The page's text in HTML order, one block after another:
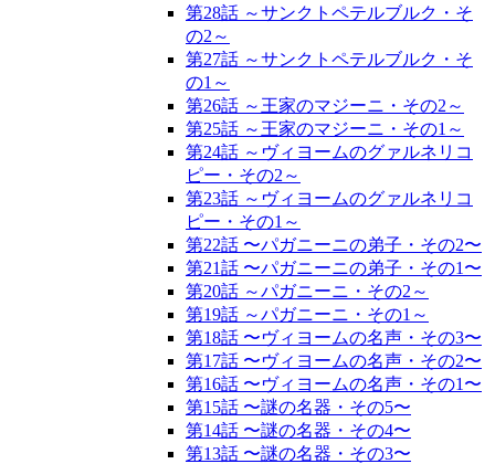
第28話 ～サンクトペテルブルク・そ
の2～
第27話 ～サンクトペテルブルク・そ
の1～
第26話 ～王家のマジーニ・その2～
第25話 ～王家のマジーニ・その1～
第24話 ～ヴィヨームのグァルネリコ
ピー・その2～
第23話 ～ヴィヨームのグァルネリコ
ピー・その1～
第22話 〜パガニーニの弟子・その2〜
第21話 〜パガニーニの弟子・その1〜
第20話 ～パガニーニ・その2～
第19話 ～パガニーニ・その1～
第18話 〜ヴィヨームの名声・その3〜
第17話 〜ヴィヨームの名声・その2〜
第16話 〜ヴィヨームの名声・その1〜
第15話 〜謎の名器・その5〜
第14話 〜謎の名器・その4〜
第13話 〜謎の名器・その3〜